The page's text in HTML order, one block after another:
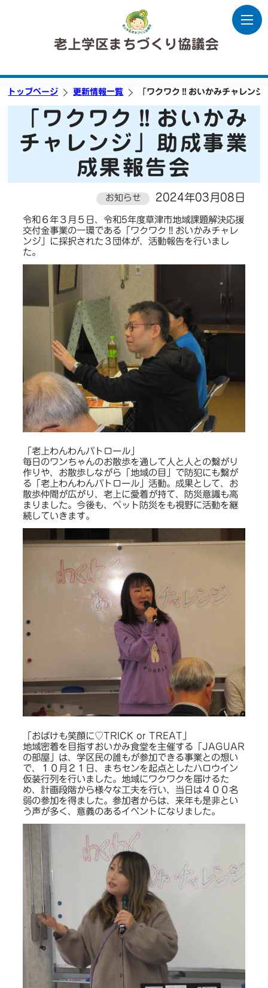
老上学区まちづくり協議会
トップページ 更新情報一覧 「ワクワク‼おいかみチャレンジ
「ワクワク‼おいかみ
チャレンジ」助成事業
成果報告会
お知らせ 2024年03月08日
令和６年３月５日、令和5年度草津市地域課題解決応援
交付金事業の一環である「ワクワク‼おいかみチャレ
ンジ」に採択された３団体が、活動報告を行いまし
た。
「老上わんわんパトロール」
毎日のワンちゃんのお散歩を通して人と人との繋がり
作りや、お散歩しながら「地域の目」で防犯にも繋が
る「老上わんわんパトロール」活動。成果として、お
散歩仲間が広がり、老上に愛着が持て、防災意識も高
まりました。今後も、ペット防災をも視野に活動を継
続していきます。
「おばけも笑顔に♡TRICK or TREAT」
地域密着を目指すおいかみ食堂を主催する「JAGUAR
の部屋」は、学区民の誰もが参加できる事業との想い
で、１０月２１日、まちセンを起点としたハロウイン
仮装行列を行いました。地域にワクワクを届けるた
め、計画段階から様々な工夫を行い、当日は４００名
弱の参加を得ました。参加者からは、来年も是非とい
う声が多く、意義のあるイベントになりました。